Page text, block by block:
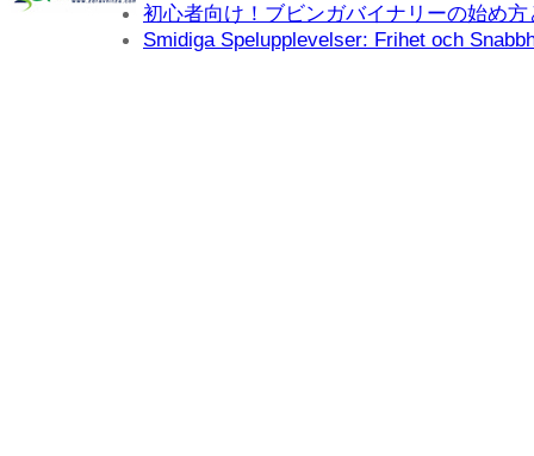
初心者向け！ブビンガバイナリーの始め
Smidiga Spelupplevelser: Frihet och